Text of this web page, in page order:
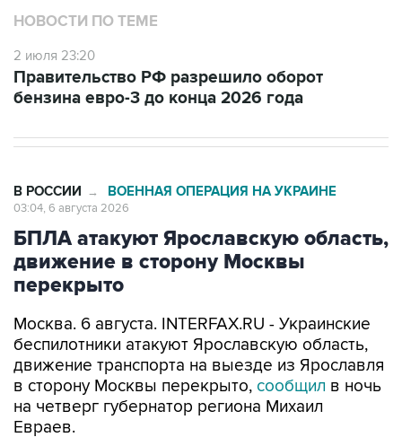
НОВОСТИ ПО ТЕМЕ
2 июля 23:20
Правительство РФ разрешило оборот
бензина евро-3 до конца 2026 года
В РОССИИ → ВОЕННАЯ ОПЕРАЦИЯ НА УКРАИНЕ
03:04, 6 августа 2026
БПЛА атакуют Ярославскую область,
движение в сторону Москвы
перекрыто
Москва. 6 августа. INTERFAX.RU - Украинские
беспилотники атакуют Ярославскую область,
движение транспорта на выезде из Ярославля
в сторону Москвы перекрыто, сообщил в ночь
на четверг губернатор региона Михаил
Евраев.